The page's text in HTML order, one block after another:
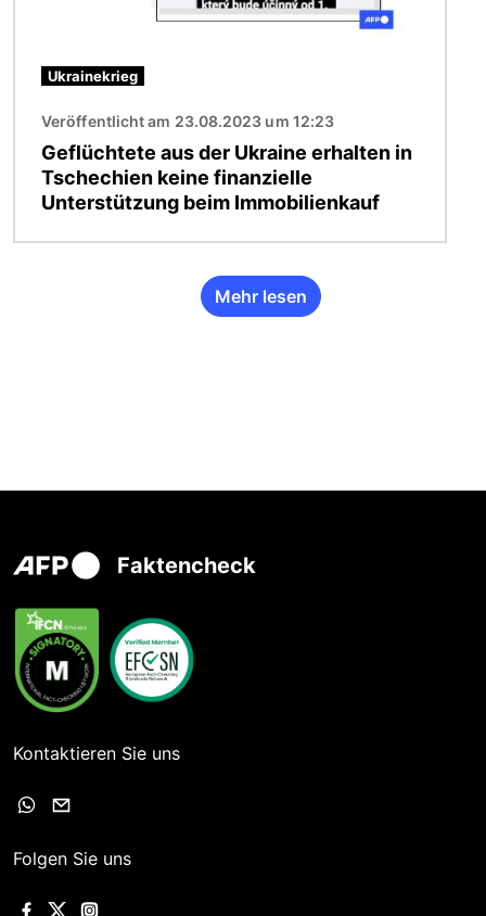
Ukrainekrieg
Veröffentlicht am 23.08.2023 um 12:23
Geflüchtete aus der Ukraine erhalten in
Tschechien keine finanzielle
Unterstützung beim Immobilienkauf
Mehr lesen
Faktencheck
Kontaktieren Sie uns
Folgen Sie uns